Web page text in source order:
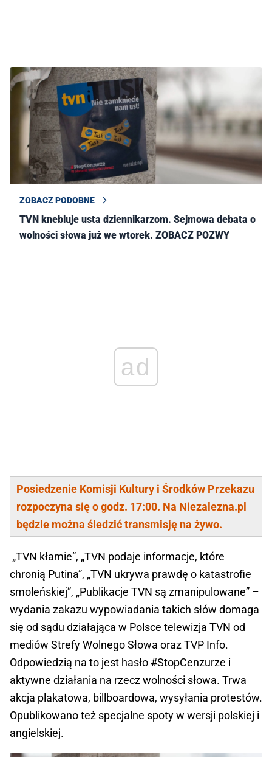
ZOBACZ PODOBNE
TVN knebluje usta dziennikarzom. Sejmowa debata o
wolności słowa już we wtorek. ZOBACZ POZWY
ad
Posiedzenie Komisji Kultury i Środków Przekazu
rozpoczyna się o godz. 17:00. Na Niezalezna.pl
będzie można śledzić transmisję na żywo.
„TVN kłamie”, „TVN podaje informacje, które
chronią Putina”, „TVN ukrywa prawdę o katastrofie
smoleńskiej”, „Publikacje TVN są zmanipulowane” –
wydania zakazu wypowiadania takich słów domaga
się od sądu działająca w Polsce telewizja TVN od
mediów Strefy Wolnego Słowa oraz TVP Info.
Odpowiedzią na to jest hasło #StopCenzurze i
aktywne działania na rzecz wolności słowa. Trwa
akcja plakatowa, billboardowa, wysyłania protestów.
Opublikowano też specjalne spoty w wersji polskiej i
angielskiej.